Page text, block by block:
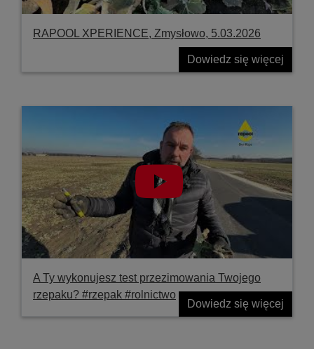
RAPOOL XPERIENCE, Zmysłowo, 5.03.2026
Dowiedz się więcej
A Ty wykonujesz test przezimowania Twojego
rzepaku? #rzepak #rolnictwo
Dowiedz się więcej